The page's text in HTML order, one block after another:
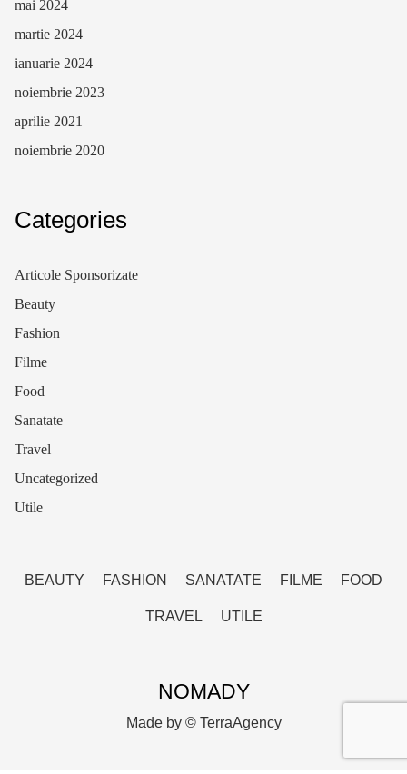
mai 2024
martie 2024
ianuarie 2024
noiembrie 2023
aprilie 2021
noiembrie 2020
Categories
Articole Sponsorizate
Beauty
Fashion
Filme
Food
Sanatate
Travel
Uncategorized
Utile
BEAUTY FASHION SANATATE FILME FOOD
TRAVEL UTILE
NOMADY
Made by © TerraAgency